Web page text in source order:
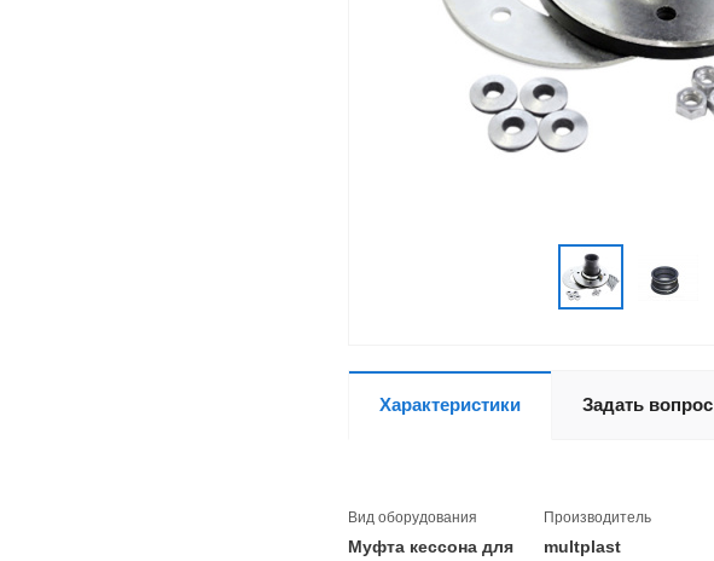
Характеристики Задать вопрос
Вид оборудования
Муфта кессона для
Производитель
multplast